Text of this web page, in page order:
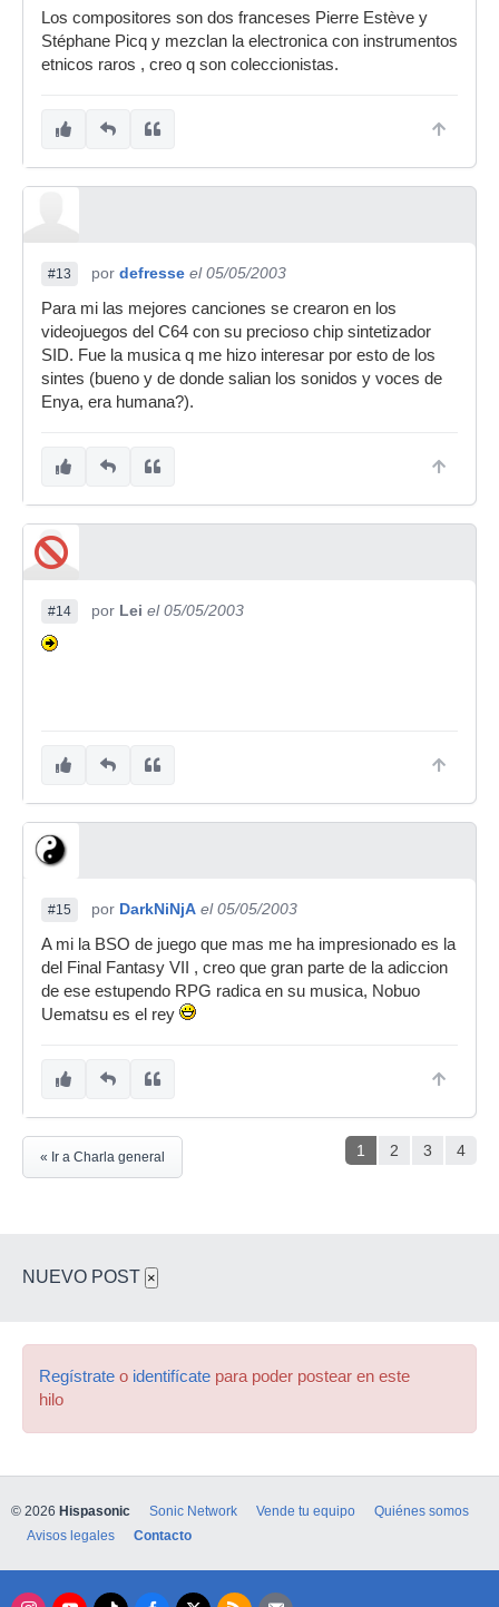
Los compositores son dos franceses Pierre Estève y
Stéphane Picq y mezclan la electronica con instrumentos
etnicos raros , creo q son coleccionistas.
#13 por defresse el 05/05/2003
Para mi las mejores canciones se crearon en los
videojuegos del C64 con su precioso chip sintetizador
SID. Fue la musica q me hizo interesar por esto de los
sintes (bueno y de donde salian los sonidos y voces de
Enya, era humana?).
#14 por Lei el 05/05/2003
#15 por DarkNiNjA el 05/05/2003
A mi la BSO de juego que mas me ha impresionado es la
del Final Fantasy VII , creo que gran parte de la adiccion
de ese estupendo RPG radica en su musica, Nobuo
Uematsu es el rey
1 2 3 4
« Ir a Charla general
NUEVO POST ×
Regístrate o identifícate para poder postear en este
hilo
© 2026 Hispasonic Sonic Network Vende tu equipo
Quiénes somos
Avisos legales
Contacto